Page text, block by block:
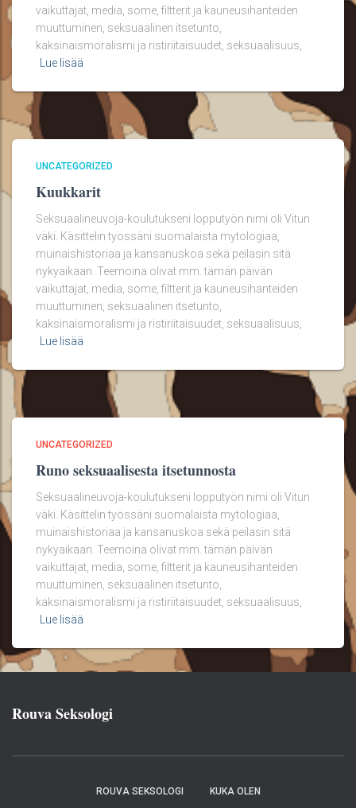
vaikuttajat, media, some, filtterit ja kauneusihanteiden
muuttuminen, seksuaalinen itsetunto,
kaksinaismoralismi ja ristiriitaisuudet, seksuaalisuus,
Lue lisää
UNCATEGORIZED
Kuukkarit
Seksuaalineuvoja-koulutukseni lopputyön nimi oli Vitun
väki. Käsittelin työssäni suomalaista mytologiaa,
muinaishistoriaa ja kansanuskoa sekä peilasin sitä
nykyaikaan. Teemoina olivat mm. tämän päivän
vaikuttajat, media, some, filtterit ja kauneusihanteiden
muuttuminen, seksuaalinen itsetunto,
kaksinaismoralismi ja ristiriitaisuudet, seksuaalisuus,
Lue lisää
UNCATEGORIZED
Runo seksuaalisesta itsetunnosta
Seksuaalineuvoja-koulutukseni lopputyön nimi oli Vitun
väki. Käsittelin työssäni suomalaista mytologiaa,
muinaishistoriaa ja kansanuskoa sekä peilasin sitä
nykyaikaan. Teemoina olivat mm. tämän päivän
vaikuttajat, media, some, filtterit ja kauneusihanteiden
muuttuminen, seksuaalinen itsetunto,
kaksinaismoralismi ja ristiriitaisuudet, seksuaalisuus,
Lue lisää
Rouva Seksologi
ROUVA SEKSOLOGI KUKA OLEN